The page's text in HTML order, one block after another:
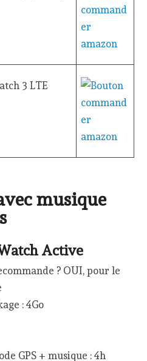
3 LTE
musique
Active
? OUI, pour le
: 4Go
GPS + musique : 4h